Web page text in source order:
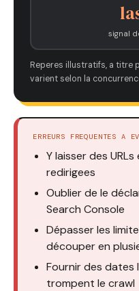
signal
Reperes illustratifs, a titre
varient selon la
ERREURS FREQUENTES A
Y laisser des
redirigees
Oublier de le
Search Console
Dépasser les
découper en
Fournir des dates
trompent le crawl